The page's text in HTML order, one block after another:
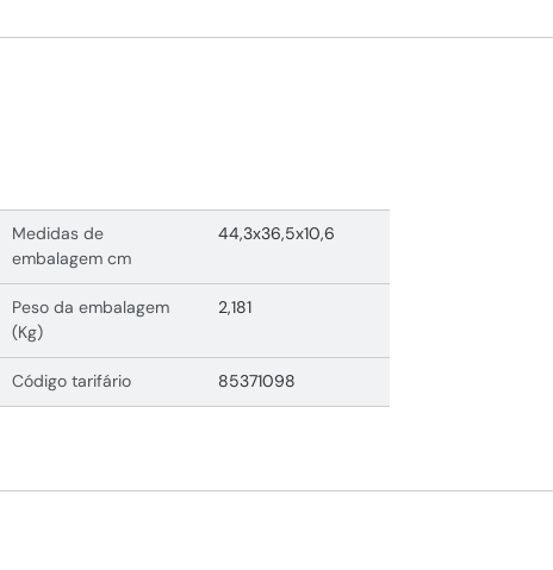
Medidas de
embalagem cm
44,3x36,5x10,6
Peso da embalagem
(Kg)
2,181
Código tarifário 85371098